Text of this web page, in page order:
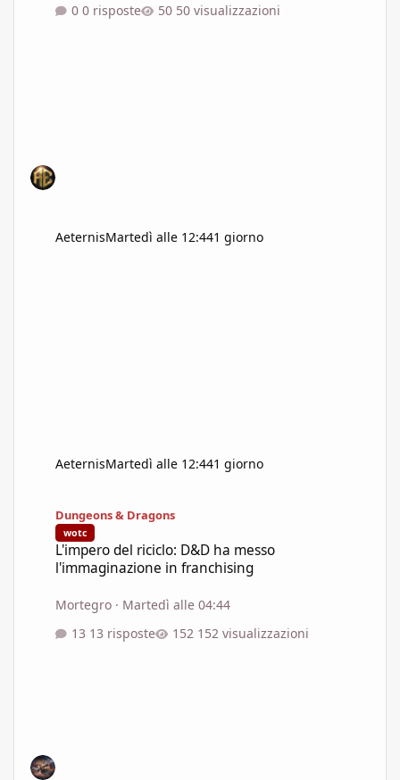
0 risposte
50 visualizzazioni
AeternisMartedì alle 12:441 giorno
AeternisMartedì alle 12:441 giorno
Dungeons & Dragons
wotc
L'impero del riciclo: D&D ha messo
l'immaginazione in franchising
Mortegro · Martedì alle 04:44
13 risposte
152 visualizzazioni